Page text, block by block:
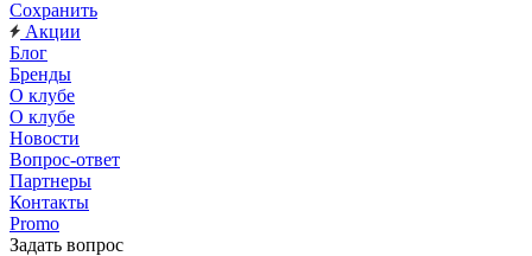
Сохранить
Акции
Блог
Бренды
О клубе
О клубе
Новости
Вопрос-ответ
Партнеры
Контакты
Promo
Задать вопрос